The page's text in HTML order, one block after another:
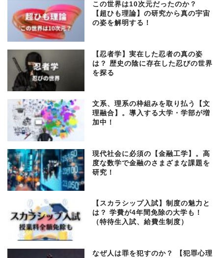
この世界は10次元だったのか？
【超ひも理論】の研究から真の宇宙
の姿を解明する！
【忍者学】実在した忍者の真の姿
は？ 歴史の陰に存在した忍びの世界
を探る
文系、理系の枠組みを取り払う【文
理融合】。導入する大学・学部が増
加中！
現代社会に必須の【金融工学】。高
度な数学で金融のさまざまな課題を
研究！
【スカラシップ入試】制度の魅力と
は？ 学費が4年間免除の大学も！
（特待生入試、給費生制度）
なぜ人は罪を犯すのか？ 【犯罪心理